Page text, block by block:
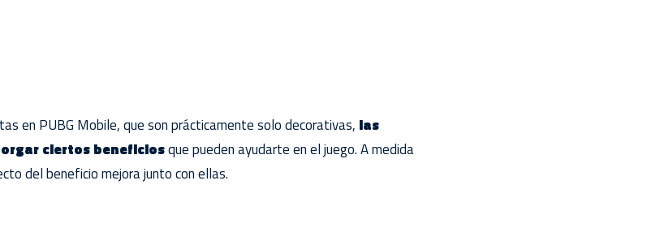
en PUBG Mobile, que son prácticamente solo decorativas, las
ciertos beneficiosque pueden ayudarte en el juego. A medida
del beneficio mejora junto con ellas.